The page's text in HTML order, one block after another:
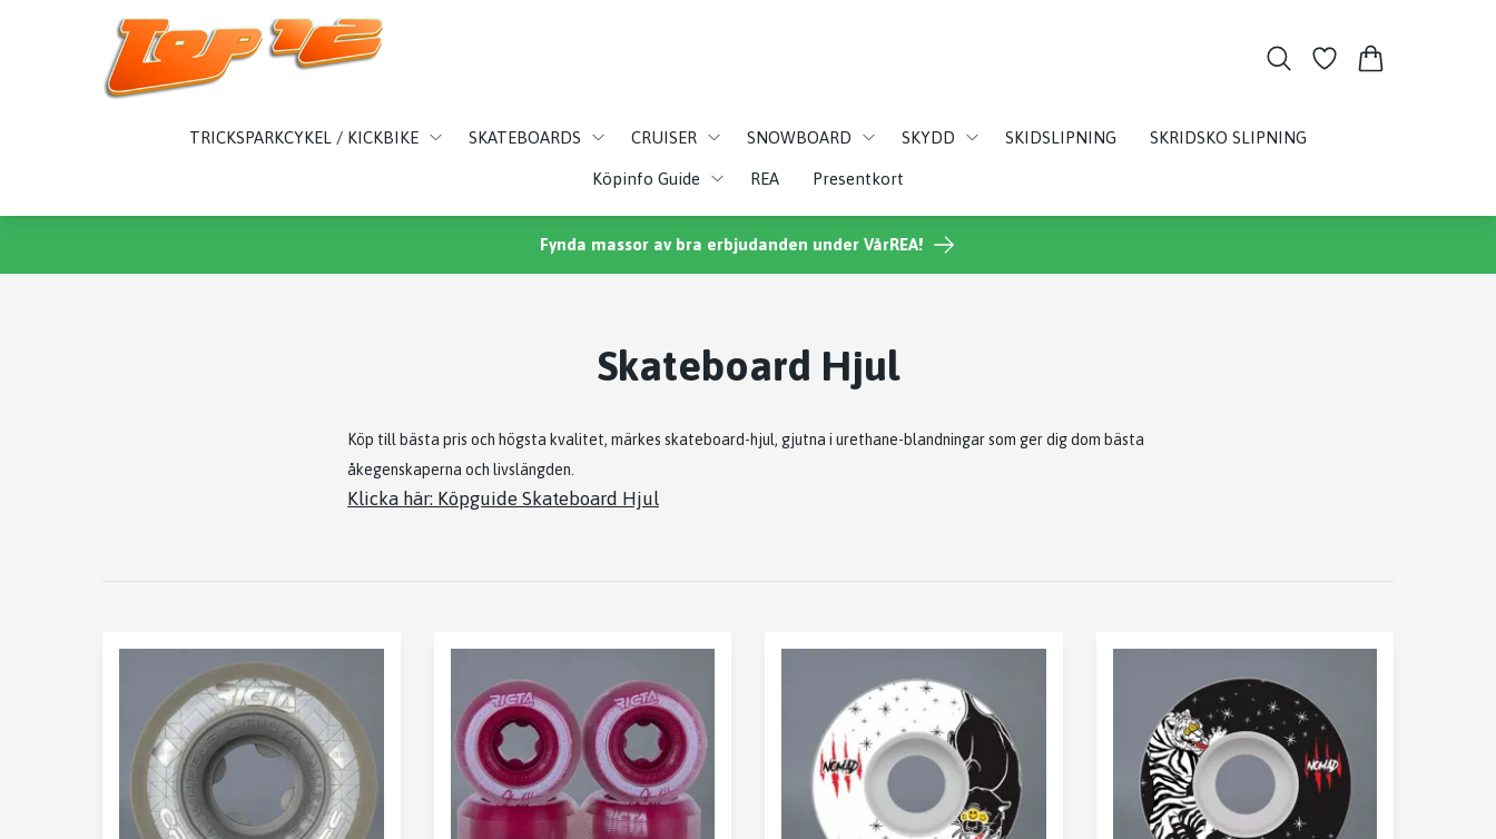
TRICKSPARKCYKEL / KICKBIKE SKATEBOARDS CRUISER SNOWBOARD SKYDD SKIDSLIPNING SKRIDSKO SLIPNING
Köpinfo Guide REA Presentkort
Fynda massor av bra erbjudanden under VårREA!
Skateboard Hjul
Köp till bästa pris och högsta kvalitet, märkes skateboard-hjul, gjutna i urethane-blandningar som ger dig dom bästa
åkegenskaperna och livslängden.
Klicka här: Köpguide Skateboard Hjul